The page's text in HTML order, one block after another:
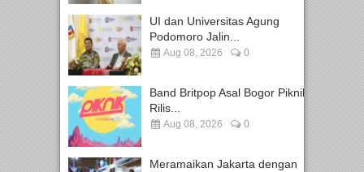
UI dan Universitas Agung
Podomoro Jalin...
Aug 08, 2026 0
Band Britpop Asal Bogor Piknik
Rilis...
Aug 08, 2026 0
Meramaikan Jakarta dengan